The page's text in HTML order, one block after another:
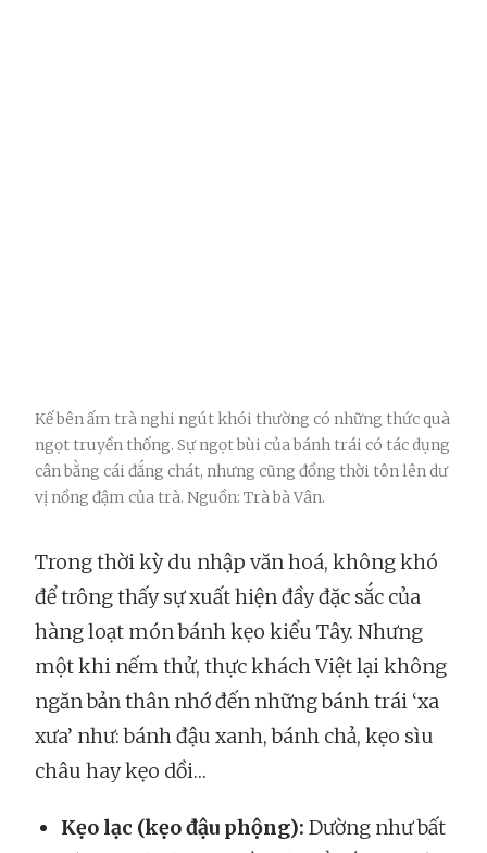
Kế bên ấm trà nghi ngút khói thường có những thức quà
ngọt truyền thống. Sự ngọt bùi của bánh trái có tác dụng
cân bằng cái đắng chát, nhưng cũng đồng thời tôn lên dư
vị nồng đậm của trà. Nguồn: Trà bà Vân.
Trong thời kỳ du nhập văn hoá, không khó
để trông thấy sự xuất hiện đầy đặc sắc của
hàng loạt món bánh kẹo kiểu Tây. Nhưng
một khi nếm thử, thực khách Việt lại không
ngăn bản thân nhớ đến những bánh trái ‘xa
xưa’ như: bánh đậu xanh, bánh chả, kẹo sìu
châu hay kẹo dồi…
Kẹo lạc (kẹo đậu phộng): Dường như bất